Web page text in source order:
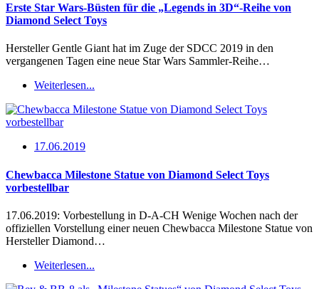
Erste Star Wars-Büsten für die „Legends in 3D“-Reihe von
Diamond Select Toys
Hersteller Gentle Giant hat im Zuge der SDCC 2019 in den
vergangenen Tagen eine neue Star Wars Sammler-Reihe…
Weiterlesen...
17.06.2019
Chewbacca Milestone Statue von Diamond Select Toys
vorbestellbar
17.06.2019: Vorbestellung in D-A-CH Wenige Wochen nach der
offiziellen Vorstellung einer neuen Chewbacca Milestone Statue von
Hersteller Diamond…
Weiterlesen...